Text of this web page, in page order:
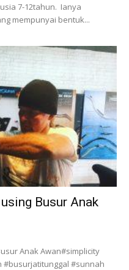
7-12tahun. Ianya
mempunyai bentuk...
Busur Anak
Anak Awan#simplicity
#sunnah